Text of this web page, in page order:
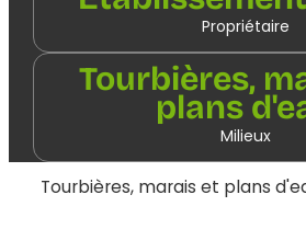
Propriétaire
Tourbières,
plans
Milieux
Tourbières, marais et plans